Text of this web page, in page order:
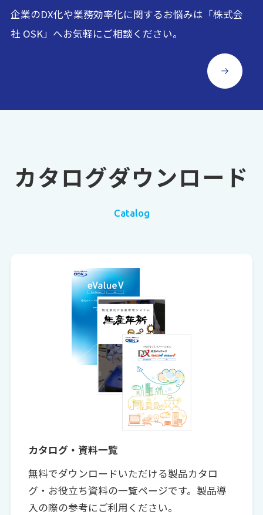
企業のDX化や業務効率化に関するお悩みは「株式会
社 OSK」へお気軽にご相談ください。
カタログダウンロード
Catalog
カタログ・資料一覧
無料でダウンロードいただける製品カタロ
グ・お役立ち資料の一覧ページです。製品導
入の際の参考にご利用ください。